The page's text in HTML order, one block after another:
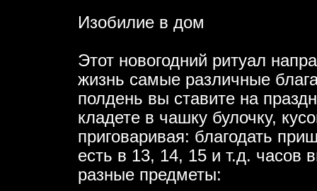
Изобилие в дом
Этот новогодний ритуал
жизнь самые различные
полдень вы ставите на
кладете в чашку булочку,
приговаривая: благодать
есть в 13, 14, 15 и т.д. часов
разные предметы: